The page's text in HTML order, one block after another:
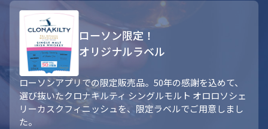
ローソン限定！
オリジナルラベル
ローソンアプリでの限定販売品。50年の感謝を込めて、
選び抜いたクロナキルティ シングルモルト オロロソシェ
リーカスクフィニッシュを、限定ラベルでご用意しまし
た。